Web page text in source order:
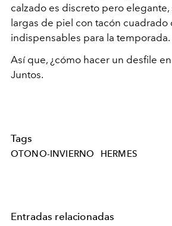
calzado es discreto pero
largas de piel con tacón cuadrado
indispensables para la temporada.
Así que, ¿cómo hacer un desfile
Juntos.
Tags
OTONO-INVIERNO HERMES
Entradas relacionadas